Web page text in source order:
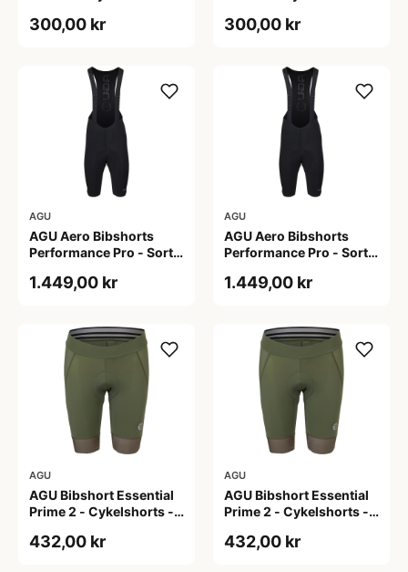
300,00 kr 300,00 kr
AGU
AGU Aero Bibshorts
Performance Pro - Sort -
1.449,00 kr
AGU
AGU Aero Bibshorts
Performance Pro - Sort -
1.449,00 kr
AGU
AGU Bibshort Essential
Prime 2 - Cykelshorts -
2XL
432,00 kr
AGU
AGU Bibshort Essential
Prime 2 - Cykelshorts -
L
432,00 kr